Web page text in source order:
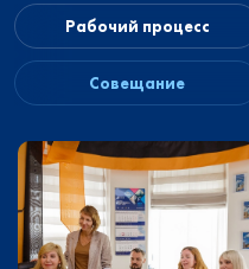
Рабочий процесс
Совещание